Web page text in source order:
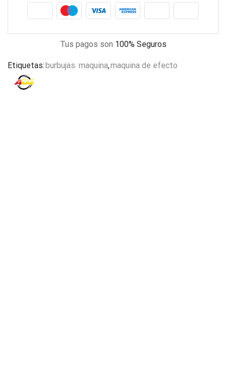
Tus pagos son 100% Seguros
Etiquetas:burbujas. maquina,maquina de efecto